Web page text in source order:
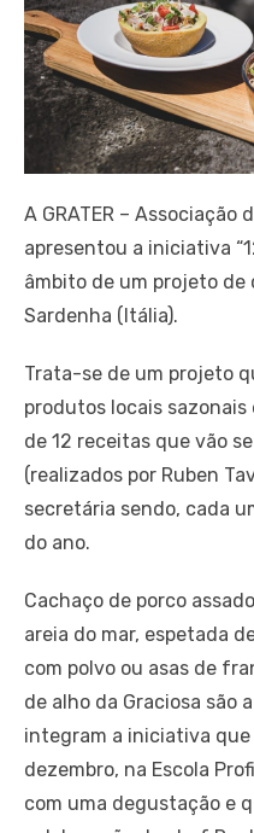
A GRATER – Associação
apresentou a iniciativa
âmbito de um projeto de
Sardenha (Itália).
Trata-se de um projeto
produtos locais
de 12 receitas que vão
(realizados por Ruben
secretária sendo, cada
do ano.
Cachaço de porco
areia do mar, espetada
com polvo ou asas de
de alho da Graciosa são
integram a iniciativa
dezembro, na Escola
com uma degustação e